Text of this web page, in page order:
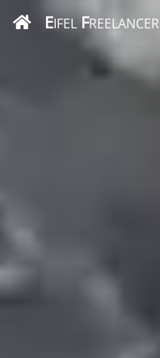
EIFELFREELANCER